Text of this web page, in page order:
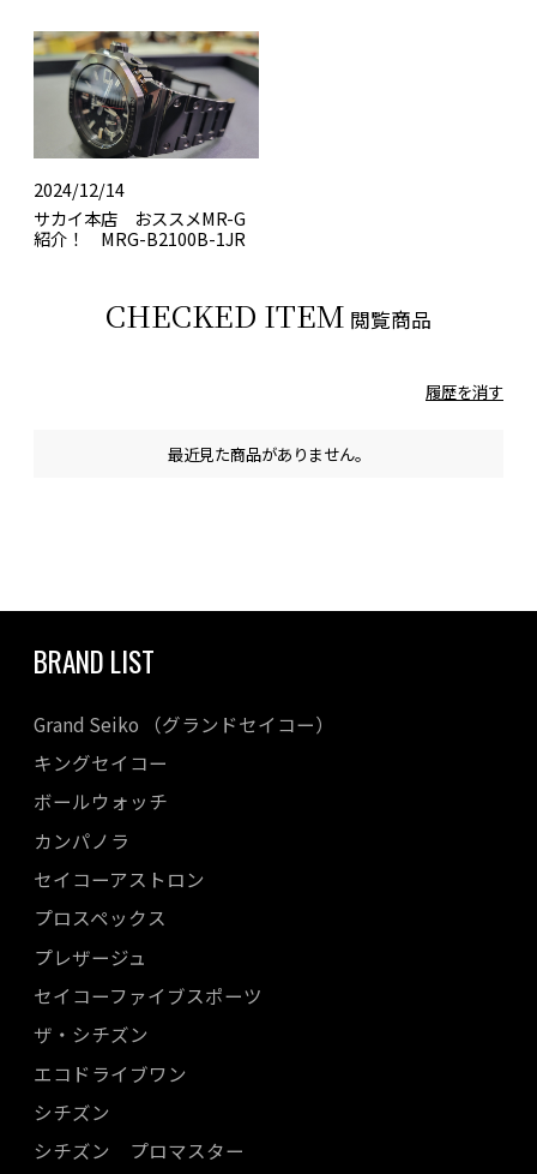
2024/12/14
サカイ本店 おススメMR-G
紹介！ MRG-B2100B-1JR
CHECKED ITEM 閲覧商品
履歴を消す
最近見た商品がありません。
BRAND LIST
Grand Seiko （グランドセイコー）
キングセイコー
ボールウォッチ
カンパノラ
セイコーアストロン
プロスペックス
プレザージュ
セイコーファイブスポーツ
ザ・シチズン
エコドライブワン
シチズン
シチズン プロマスター